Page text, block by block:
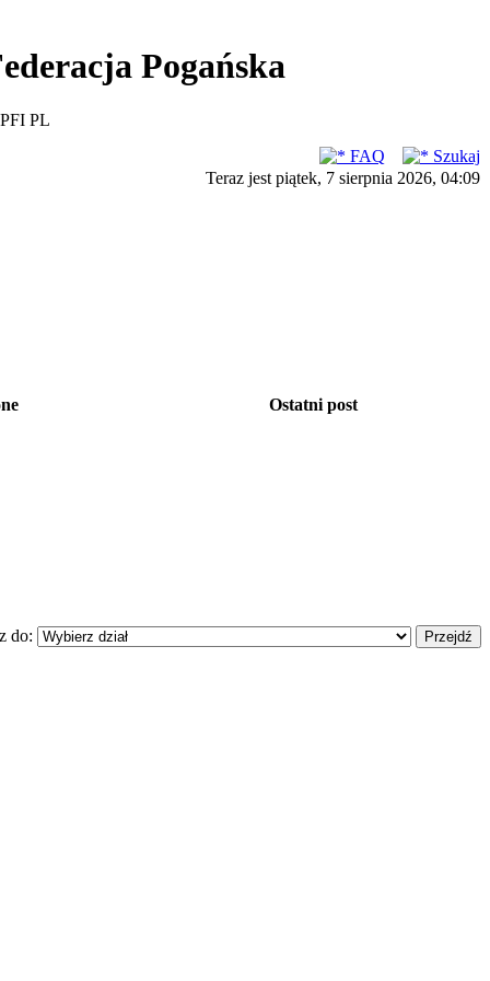
Pogańska
PL
FAQ
Szukaj
Teraz jest piątek, 7 sierpnia 2026, 04:09
Ostatni post
do: